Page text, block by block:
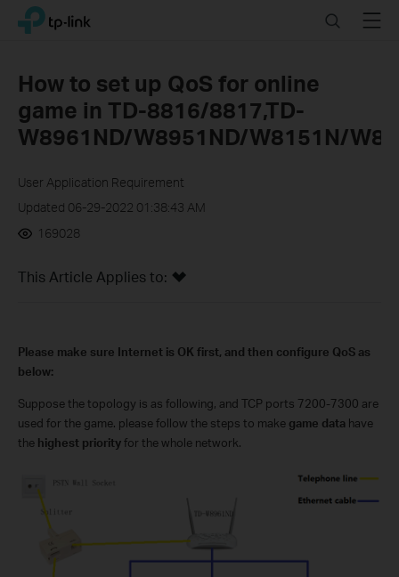
Click
navigation
TP-Link, Reliably Smart SearchMenu
How to set up QoS for online
game in TD-8816/8817,TD-
W8961ND/W8951ND/W8151N/
User Application Requirement
Updated 06-29-2022 01:38:43 AM
169028
This Article Applies to:
Please make sure Internet is OK first, and then configure QoS as
below:
Suppose the topology is as following, and TCP ports 7200-7300 are
used for the game. please follow the steps to make game data have
the highest priorityfor the whole network.